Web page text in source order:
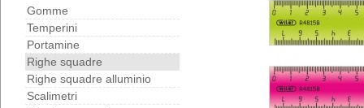
Gomme
Temperini
Portamine
Righe squadre
Righe squadre alluminio
Scalimetri